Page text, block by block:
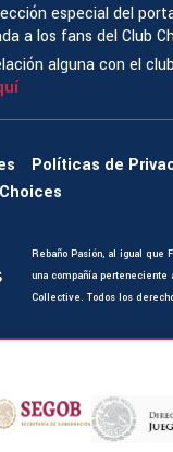
especial del
a los fans del Club
alguna con el
Políticas de
Rebaño Pasión, al igual que
una compañía perteneciente
Collective. Todos los